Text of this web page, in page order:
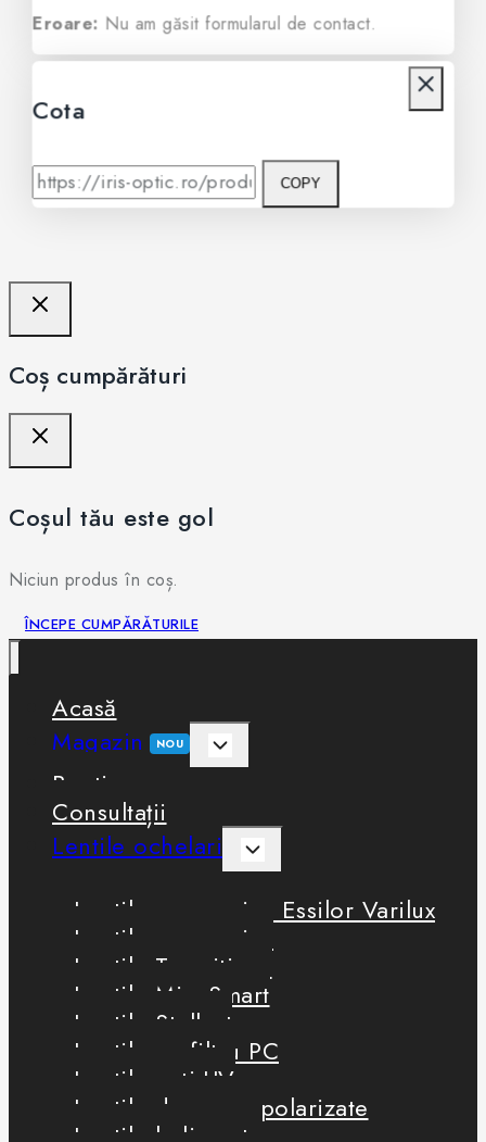
Eroare: Nu am găsit formularul de contact.
Cota
COPY
Coș cumpărături
Coșul tău este gol
Niciun produs în coș.
ÎNCEPE CUMPĂRĂTURILE
Acasă
Magazin
NOU
Boutique
Consultații
Lentile ochelari
Lentile progresive Essilor Varilux
Lentile progresive
Lentile Transitions
Lentile MiyoSmart
Lentile Stellest
Lentile cu filtru PC
Lentile anti-UV
Lentile de soare polarizate